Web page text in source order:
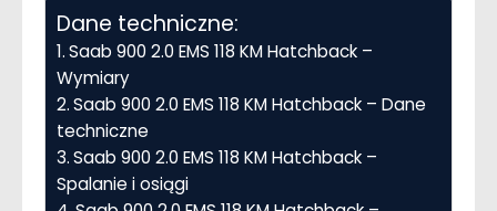
Dane techniczne:
Saab 900 2.0 EMS 118 KM Hatchback –
Wymiary
Saab 900 2.0 EMS 118 KM Hatchback – Dane
techniczne
Saab 900 2.0 EMS 118 KM Hatchback –
Spalanie i osiągi